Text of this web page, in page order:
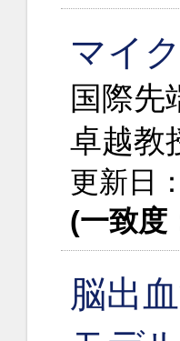
マイ
国際
卓越
更新日
(一致度
脳出